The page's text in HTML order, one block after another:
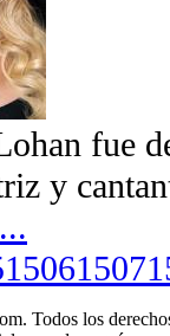
fue
y
15061507
Todos los